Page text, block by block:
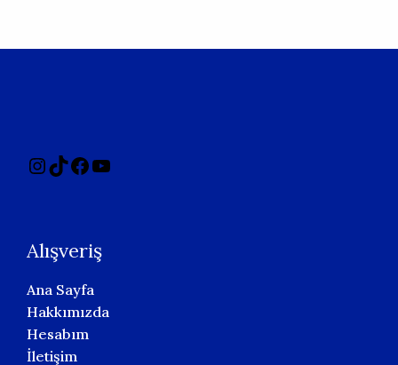
Alışveriş
Ana Sayfa
Hakkımızda
Hesabım
İletişim